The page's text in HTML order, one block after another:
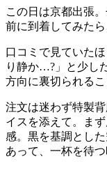
この日は京都出張
前に到着してみたら
口コミで見ていた
り静か…?」と少し
方向に裏切られるこ
注文は迷わず特製
イスを添えて。ま
感。黒を基調とし
あって、一杯を待